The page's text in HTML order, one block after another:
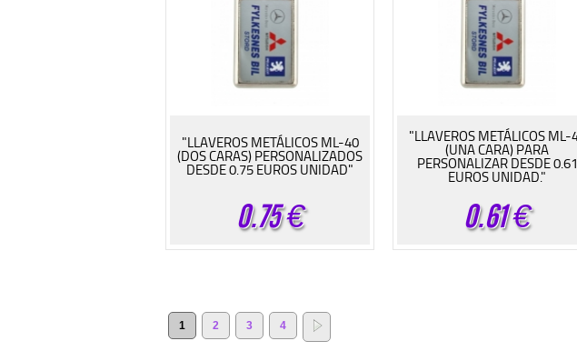
"LLAVEROS METÁLICOS ML-40
(DOS CARAS) PERSONALIZADOS
DESDE 0.75 EUROS UNIDAD"
0.75€
"LLAVEROS METÁLICOS ML-
(UNA CARA) PARA
PERSONALIZAR DESDE 0.61
EUROS UNIDAD."
0.61€
1 2 3 4